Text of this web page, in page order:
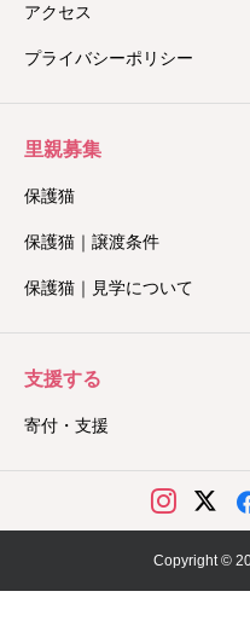
アクセス
プライバシーポリシー
里親募集
保護猫
保護猫｜譲渡条件
保護猫｜見学について
支援する
寄付・支援
Copyright ©